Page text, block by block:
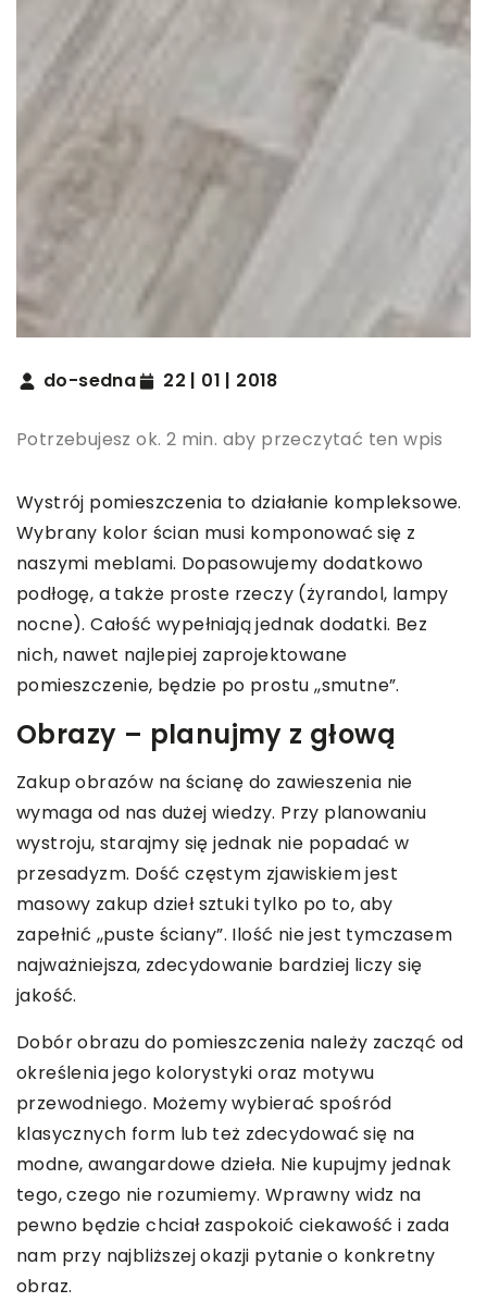
do-sedna 22 | 01 | 2018
Potrzebujesz ok. 2 min. aby przeczytać ten wpis
Wystrój pomieszczenia to działanie kompleksowe.
Wybrany kolor ścian musi komponować się z
naszymi meblami. Dopasowujemy dodatkowo
podłogę, a także proste rzeczy (żyrandol, lampy
nocne). Całość wypełniają jednak dodatki. Bez
nich, nawet najlepiej zaprojektowane
pomieszczenie, będzie po prostu ,,smutne”.
Obrazy – planujmy z głową
Zakup obrazów na ścianę do zawieszenia nie
wymaga od nas dużej wiedzy. Przy planowaniu
wystroju, starajmy się jednak nie popadać w
przesadyzm. Dość częstym zjawiskiem jest
masowy zakup dzieł sztuki tylko po to, aby
zapełnić ,,puste ściany”. Ilość nie jest tymczasem
najważniejsza, zdecydowanie bardziej liczy się
jakość.
Dobór obrazu do pomieszczenia należy zacząć od
określenia jego kolorystyki oraz motywu
przewodniego. Możemy wybierać spośród
klasycznych form lub też zdecydować się na
modne, awangardowe dzieła. Nie kupujmy jednak
tego, czego nie rozumiemy. Wprawny widz na
pewno będzie chciał zaspokoić ciekawość i zada
nam przy najbliższej okazji pytanie o konkretny
obraz.